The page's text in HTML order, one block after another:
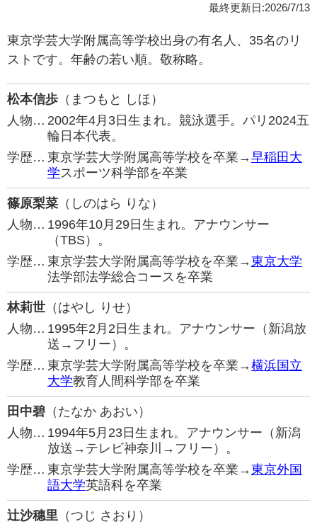
最終更新日:2026/7/13
東京学芸大学附属高等学校出身の有名人、35名のリ
ストです。年齢の若い順。敬称略。
松本信歩 （まつもと しほ）
人物… 2002年4月3日生まれ。競泳選手。パリ2024五
輪日本代表。
学歴… 東京学芸大学附属高等学校を卒業→早稲田大
学スポーツ科学部を卒業
篠原梨菜 （しのはら りな）
人物… 1996年10月29日生まれ。アナウンサー
（TBS）。
学歴… 東京学芸大学附属高等学校を卒業→東京大学
法学部法学総合コースを卒業
林莉世 （はやし りせ）
人物… 1995年2月2日生まれ。アナウンサー（新潟放
送→フリー）。
学歴… 東京学芸大学附属高等学校を卒業→横浜国立
大学教育人間科学部を卒業
田中碧 （たなか あおい）
人物… 1994年5月23日生まれ。アナウンサー（新潟
放送→テレビ神奈川→フリー）。
学歴… 東京学芸大学附属高等学校を卒業→東京外国
語大学英語科を卒業
辻沙穗里 （つじ さおり）